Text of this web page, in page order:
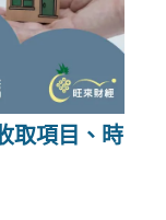
取項目、時